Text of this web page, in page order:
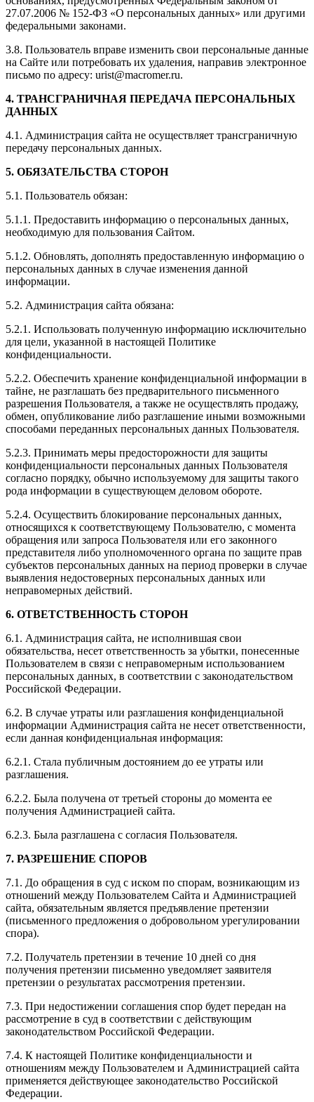
27.07.2006 № 152-ФЗ «О персональных данных» или другими
федеральными законами.
3.8. Пользователь вправе изменить свои персональные данные
на Сайте или потребовать их удаления, направив электронное
письмо по адресу: urist@macromer.ru.
4. ТРАНСГРАНИЧНАЯ ПЕРЕДАЧА ПЕРСОНАЛЬНЫХ
ДАННЫХ
4.1. Администрация сайта не осуществляет трансграничную
передачу персональных данных.
5. ОБЯЗАТЕЛЬСТВА СТОРОН
5.1. Пользователь обязан:
5.1.1. Предоставить информацию о персональных данных,
необходимую для пользования Сайтом.
5.1.2. Обновлять, дополнять предоставленную информацию о
персональных данных в случае изменения данной
информации.
5.2. Администрация сайта обязана:
5.2.1. Использовать полученную информацию исключительно
для цели, указанной в настоящей Политике
конфиденциальности.
5.2.2. Обеспечить хранение конфиденциальной информации в
тайне, не разглашать без предварительного письменного
разрешения Пользователя, а также не осуществлять продажу,
обмен, опубликование либо разглашение иными возможными
способами переданных персональных данных Пользователя.
5.2.3. Принимать меры предосторожности для защиты
конфиденциальности персональных данных Пользователя
согласно порядку, обычно используемому для защиты такого
рода информации в существующем деловом обороте.
5.2.4. Осуществить блокирование персональных данных,
относящихся к соответствующему Пользователю, с момента
обращения или запроса Пользователя или его законного
представителя либо уполномоченного органа по защите прав
субъектов персональных данных на период проверки в случае
выявления недостоверных персональных данных или
неправомерных действий.
6. ОТВЕТСТВЕННОСТЬ СТОРОН
6.1. Администрация сайта, не исполнившая свои
обязательства, несет ответственность за убытки, понесенные
Пользователем в связи с неправомерным использованием
персональных данных, в соответствии с законодательством
Российской Федерации.
6.2. В случае утраты или разглашения конфиденциальной
информации Администрация сайта не несет ответственности,
если данная конфиденциальная информация:
6.2.1. Стала публичным достоянием до ее утраты или
разглашения.
6.2.2. Была получена от третьей стороны до момента ее
получения Администрацией сайта.
6.2.3. Была разглашена с согласия Пользователя.
7. РАЗРЕШЕНИЕ СПОРОВ
7.1. До обращения в суд с иском по спорам, возникающим из
отношений между Пользователем Сайта и Администрацией
сайта, обязательным является предъявление претензии
(письменного предложения о добровольном урегулировании
спора).
7.2. Получатель претензии в течение 10 дней со дня
получения претензии письменно уведомляет заявителя
претензии о результатах рассмотрения претензии.
7.3. При недостижении соглашения спор будет передан на
рассмотрение в суд в соответствии с действующим
законодательством Российской Федерации.
7.4. К настоящей Политике конфиденциальности и
отношениям между Пользователем и Администрацией сайта
применяется действующее законодательство Российской
Федерации.